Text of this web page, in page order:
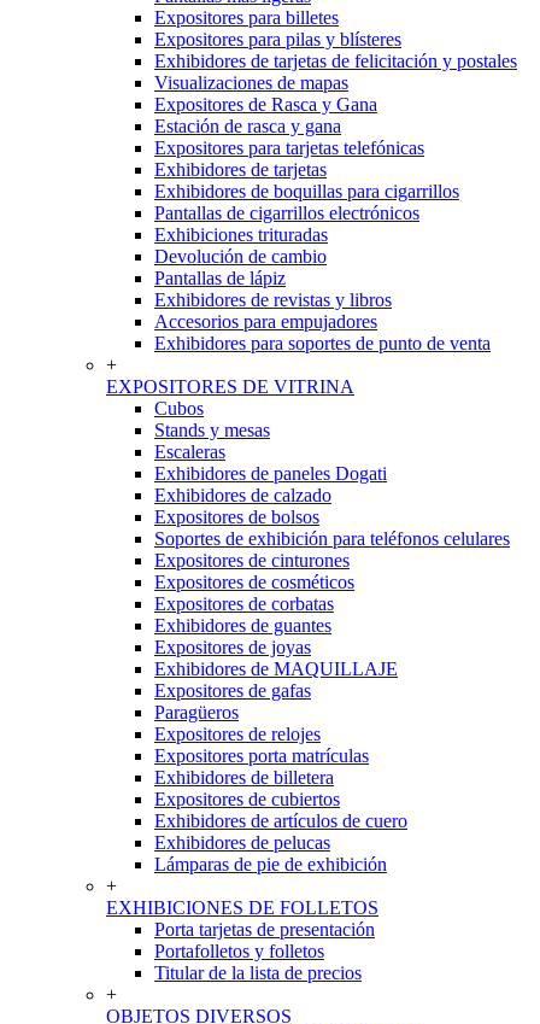
Expositores para billetes
Expositores para pilas y blísteres
Exhibidores de tarjetas de felicitación y postales
Visualizaciones de mapas
Expositores de Rasca y Gana
Estación de rasca y gana
Expositores para tarjetas telefónicas
Exhibidores de tarjetas
Exhibidores de boquillas para cigarrillos
Pantallas de cigarrillos electrónicos
Exhibiciones trituradas
Devolución de cambio
Pantallas de lápiz
Exhibidores de revistas y libros
Accesorios para empujadores
Exhibidores para soportes de punto de venta
+
EXPOSITORES DE VITRINA
Cubos
Stands y mesas
Escaleras
Exhibidores de paneles Dogati
Exhibidores de calzado
Expositores de bolsos
Soportes de exhibición para teléfonos celulares
Expositores de cinturones
Expositores de cosméticos
Expositores de corbatas
Exhibidores de guantes
Expositores de joyas
Exhibidores de MAQUILLAJE
Expositores de gafas
Paragüeros
Expositores de relojes
Expositores porta matrículas
Exhibidores de billetera
Expositores de cubiertos
Exhibidores de artículos de cuero
Exhibidores de pelucas
Lámparas de pie de exhibición
+
EXHIBICIONES DE FOLLETOS
Porta tarjetas de presentación
Portafolletos y folletos
Titular de la lista de precios
+
OBJETOS DIVERSOS